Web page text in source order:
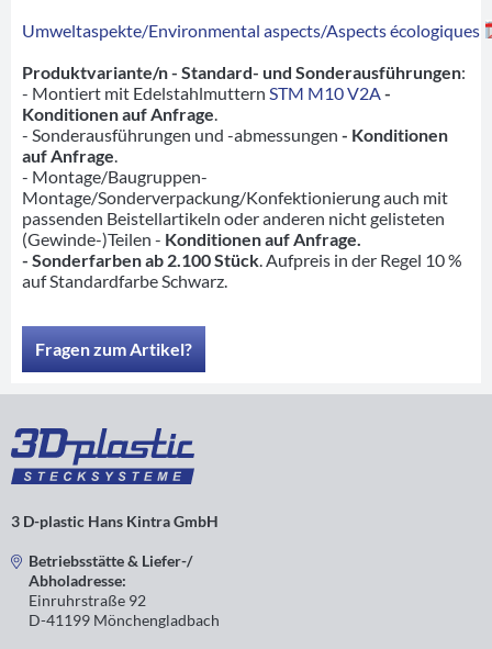
Umweltaspekte/Environmental aspects/Aspects écologiques
Produktvariante/n - Standard- und Sonderausführungen:
- Montiert mit Edelstahlmuttern STM M10 V2A -
Konditionen auf Anfrage
- Sonderausführungen und -abmessungen - Konditionen
auf Anfrage
- Montage/Baugruppen-
Montage/Sonderverpackung/Konfektionierung auch mit
passenden Beistellartikeln oder anderen nicht gelisteten
(Gewinde-)Teilen - Konditionen auf Anfrage.
- Sonderfarben ab 2.100 Stück . Aufpreis in der Regel 10 %
auf Standardfarbe Schwarz.
Fragen zum Artikel?
3 D-plastic Hans Kintra GmbH
Betriebsstätte & Liefer-/
Abholadresse:
Einruhrstraße 92
D-41199 Mönchengladbach